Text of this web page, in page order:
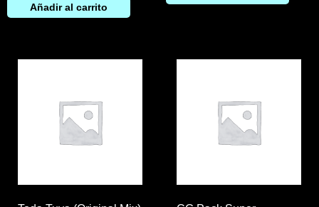
Añadir al carrito